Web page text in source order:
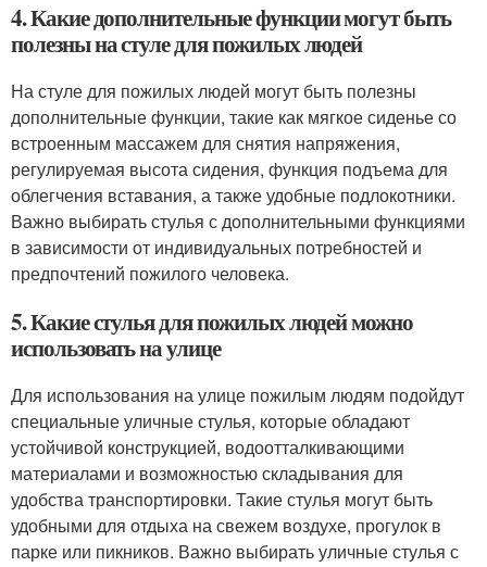
4. Какие дополнительные функции могут быть
полезны на стуле для пожилых людей
На стуле для пожилых людей могут быть полезны
дополнительные функции, такие как мягкое сиденье со
встроенным массажем для снятия напряжения,
регулируемая высота сидения, функция подъема для
облегчения вставания, а также удобные подлокотники.
Важно выбирать стулья с дополнительными функциями
в зависимости от индивидуальных потребностей и
предпочтений пожилого человека.
5. Какие стулья для пожилых людей можно
использовать на улице
Для использования на улице пожилым людям подойдут
специальные уличные стулья, которые обладают
устойчивой конструкцией, водоотталкивающими
материалами и возможностью складывания для
удобства транспортировки. Такие стулья могут быть
удобными для отдыха на свежем воздухе, прогулок в
парке или пикников. Важно выбирать уличные стулья с